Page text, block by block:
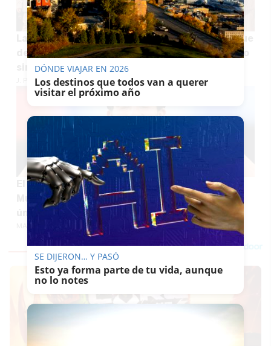
La OCU da todos los detalles sobre las gafas que
debes tener para ver el eclipse del 12 de agosto
sin riesgos
J. P. LOZANO
El lujoso regalo de Ferran Torres tras ganar el
Mundial: oro macizo, diamantes y una pieza
DÓNDE VIAJAR EN 2026
Los destinos que todos van a querer
visitar el próximo año
SE DIJERON… Y PASÓ
Esto ya forma parte de tu vida, aunque
no lo notes